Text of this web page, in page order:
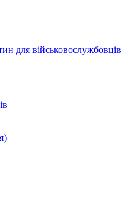
для військовослужбовців